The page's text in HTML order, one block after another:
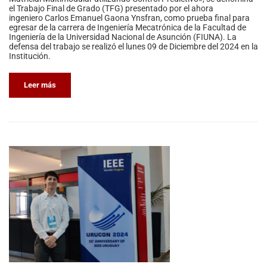
el Trabajo Final de Grado (TFG) presentado por el ahora
ingeniero Carlos Emanuel Gaona Ynsfran, como prueba final para
egresar de la carrera de Ingeniería Mecatrónica de la Facultad de
Ingeniería de la Universidad Nacional de Asunción (FIUNA). La
defensa del trabajo se realizó el lunes 09 de Diciembre del 2024 en la
Institución.
Leer más